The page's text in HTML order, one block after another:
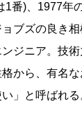
1番)、1977年
ブズの良き
ジニア。技
から、有名
」と呼ばれる